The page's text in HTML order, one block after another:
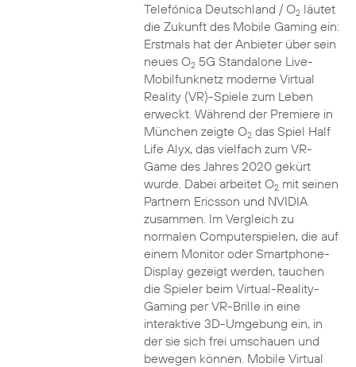
Telefónica Deutschland / O2läutet
die Zukunft des Mobile Gaming ein:
Erstmals hat der Anbieter über sein
neues O25G Standalone Live-
Mobilfunknetz moderne Virtual
Reality (VR)-Spiele zum Leben
erweckt. Während der Premiere in
München zeigte O2das Spiel Half
Life Alyx, das vielfach zum VR-
Game des Jahres 2020 gekürt
wurde. Dabei arbeitet O2mit seinen
Partnern Ericsson und NVIDIA
zusammen. Im Vergleich zu
normalen Computerspielen, die auf
einem Monitor oder Smartphone-
Display gezeigt werden, tauchen
die Spieler beim Virtual-Reality-
Gaming per VR-Brille in eine
interaktive 3D-Umgebung ein, in
der sie sich frei umschauen und
bewegen können. Mobile Virtual